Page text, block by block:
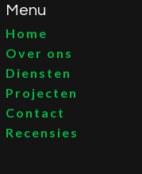
Menu
Home
Over ons
Diensten
Projecten
Contact
Recensies